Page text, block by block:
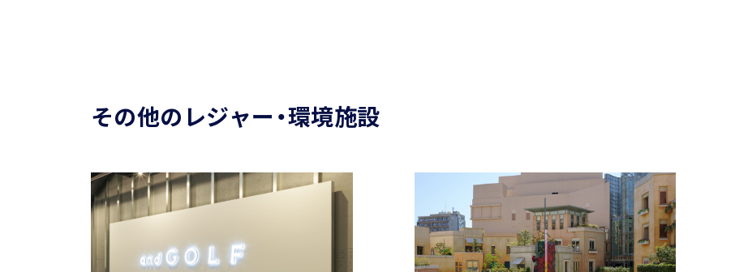
その他のレジャー・環境施設